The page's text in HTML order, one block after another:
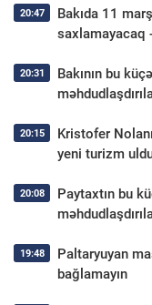
20:47
Bakıda 11
saxlamayacaq
20:31
Bakının bu
20:15
Kristofer
yeni turizm
20:08
Paytaxtın bu
19:48
Paltaryuyan
bağlamayın